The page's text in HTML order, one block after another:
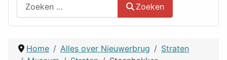
Zoeken
Home Alles over Nieuwerbrug
Straten